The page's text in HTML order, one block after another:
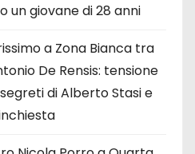
un giovane di 28 anni
a Zona Bianca tra
De Rensis: tensione
di Alberto Stasi e